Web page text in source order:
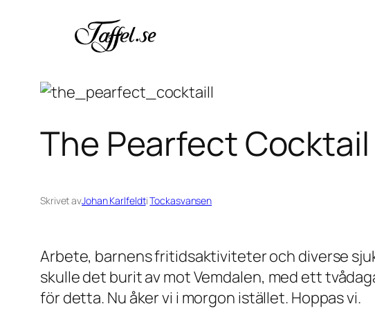
The Pearfect Cocktail
Skrivet avJohan KarlfeldtiTockasvansen
Arbete, barnens fritidsaktiviteter och diverse
skulle det burit av mot Vemdalen, med ett
för detta. Nu åker vi i morgon istället. Hoppas vi.